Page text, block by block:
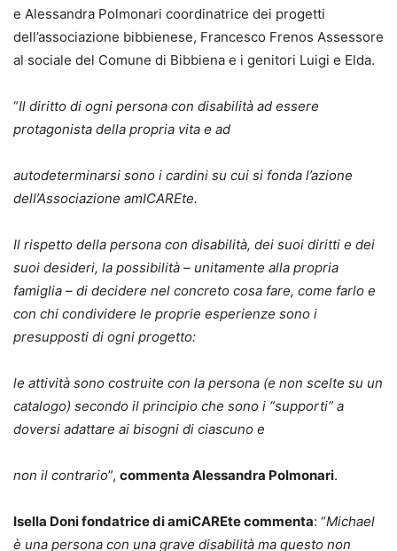
e Alessandra Polmonari coordinatrice dei progetti
dell’associazione bibbienese, Francesco Frenos Assessore
al sociale del Comune di Bibbiena e i genitori Luigi e Elda.
“Il diritto di ogni persona con disabilità ad essere
protagonista della propria vita e ad
autodeterminarsi sono i cardini su cui si fonda l’azione
dell’Associazione amICAREte.
Il rispetto della persona con disabilità, dei suoi diritti e dei
suoi desideri, la possibilità – unitamente alla propria
famiglia – di decidere nel concreto cosa fare, come farlo e
con chi condividere le proprie esperienze sono i
presupposti di ogni progetto:
le attività sono costruite con la persona (e non scelte su un
catalogo) secondo il principio che sono i “supporti” a
doversi adattare ai bisogni di ciascuno e
non il contrario”, commenta Alessandra Polmonari.
Isella Doni fondatrice di amiCAREte commenta: “Michael
è una persona con una grave disabilità ma questo non